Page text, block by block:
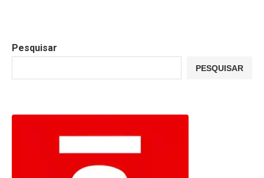
Pesquisar
PESQUISAR